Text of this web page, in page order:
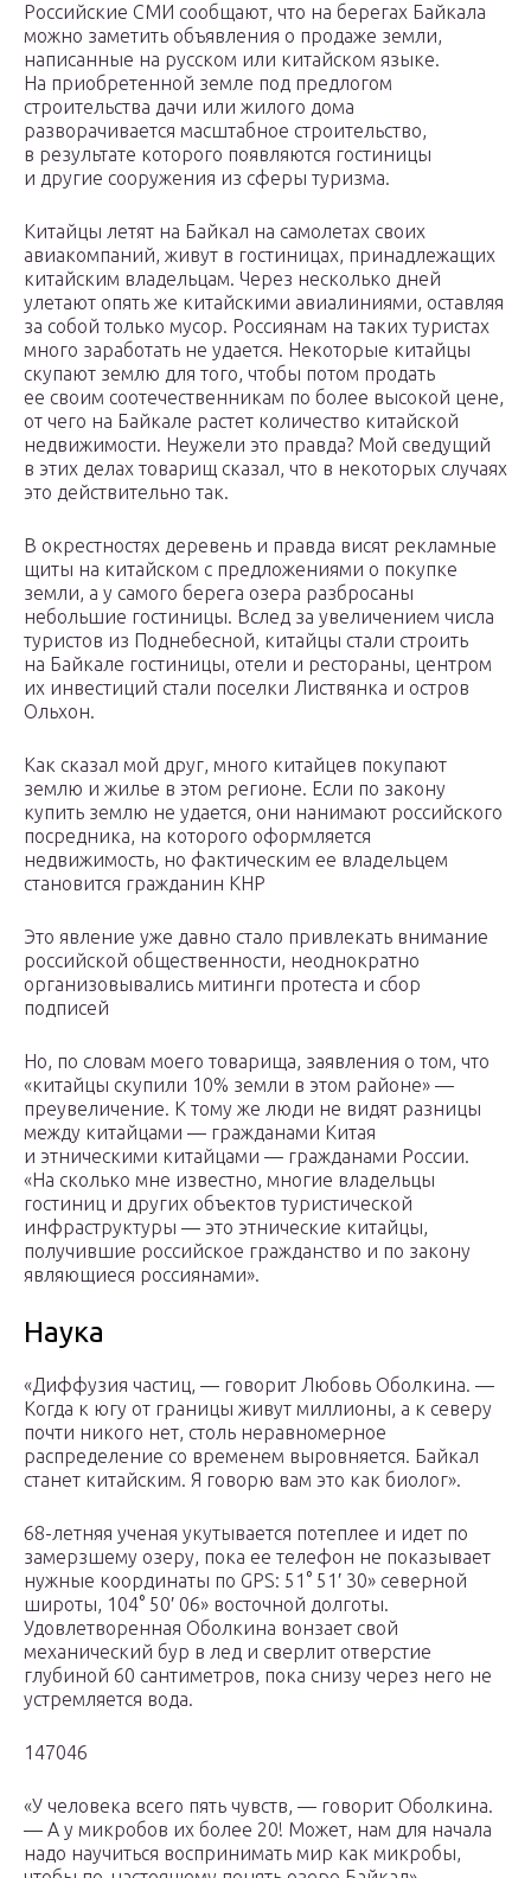
Российские СМИ сообщают, что на берегах Байкала
можно заметить объявления о продаже земли,
написанные на русском или китайском языке.
На приобретенной земле под предлогом
строительства дачи или жилого дома
разворачивается масштабное строительство,
в результате которого появляются гостиницы
и другие сооружения из сферы туризма.
Китайцы летят на Байкал на самолетах своих
авиакомпаний, живут в гостиницах, принадлежащих
китайским владельцам. Через несколько дней
улетают опять же китайскими авиалиниями, оставляя
за собой только мусор. Россиянам на таких туристах
много заработать не удается. Некоторые китайцы
скупают землю для того, чтобы потом продать
ее своим соотечественникам по более высокой цене,
от чего на Байкале растет количество китайской
недвижимости. Неужели это правда? Мой сведущий
в этих делах товарищ сказал, что в некоторых случаях
это действительно так.
В окрестностях деревень и правда висят рекламные
щиты на китайском с предложениями о покупке
земли, а у самого берега озера разбросаны
небольшие гостиницы. Вслед за увеличением числа
туристов из Поднебесной, китайцы стали строить
на Байкале гостиницы, отели и рестораны, центром
их инвестиций стали поселки Листвянка и остров
Ольхон.
Как сказал мой друг, много китайцев покупают
землю и жилье в этом регионе. Если по закону
купить землю не удается, они нанимают российского
посредника, на которого оформляется
недвижимость, но фактическим ее владельцем
становится гражданин КНР
Это явление уже давно стало привлекать внимание
российской общественности, неоднократно
организовывались митинги протеста и сбор
подписей
Но, по словам моего товарища, заявления о том, что
«китайцы скупили 10% земли в этом районе» —
преувеличение. К тому же люди не видят разницы
между китайцами — гражданами Китая
и этническими китайцами — гражданами России.
«На сколько мне известно, многие владельцы
гостиниц и других объектов туристической
инфраструктуры — это этнические китайцы,
получившие российское гражданство и по закону
являющиеся россиянами».
Наука
«Диффузия частиц, — говорит Любовь Оболкина. —
Когда к югу от границы живут миллионы, а к северу
почти никого нет, столь неравномерное
распределение со временем выровняется. Байкал
станет китайским. Я говорю вам это как биолог».
68-летняя ученая укутывается потеплее и идет по
замерзшему озеру, пока ее телефон не показывает
нужные координаты по GPS: 51° 51′ 30» северной
широты, 104° 50′ 06» восточной долготы.
Удовлетворенная Оболкина вонзает свой
механический бур в лед и сверлит отверстие
глубиной 60 сантиметров, пока снизу через него не
устремляется вода.
147046
«У человека всего пять чувств, — говорит Оболкина.
— А у микробов их более 20! Может, нам для начала
надо научиться воспринимать мир как микробы,